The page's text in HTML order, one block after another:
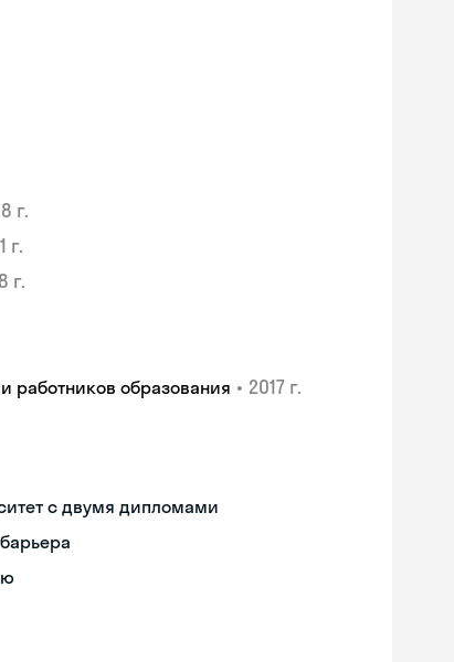
г.
г.
г.
работников образования • 2017 г.
с двумя дипломами